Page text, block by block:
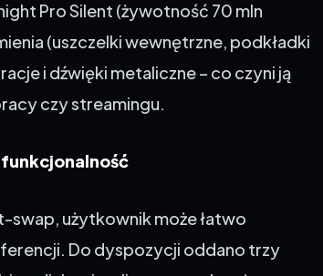
(uszczelki wewnętrzne, podkładki
i dźwięki metaliczne – co czyni ją
czy streamingu.
Do dyspozycji oddano trzy
inteligentne pokrętło